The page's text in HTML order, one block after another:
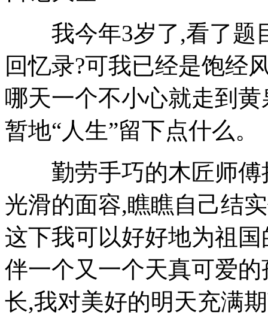
我今年3岁了,看了题
回忆录?可我已经是饱经
哪天一个不小心就走到
暂地“人生”留下点什么。
勤劳手巧的木匠师傅
光滑的面容,瞧瞧自己结
这下我可以好好地为祖
伴一个又一个天真可爱
长,我对美好的明天充满